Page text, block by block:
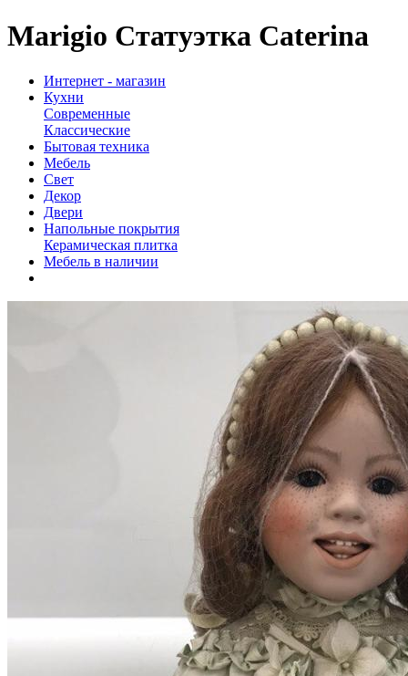
Marigio Статуэтка Caterina
Интернет - магазин
Кухни
Современные
Классические
Бытовая техника
Мебель
Свет
Декор
Двери
Напольные покрытия
Керамическая плитка
Мебель в наличии